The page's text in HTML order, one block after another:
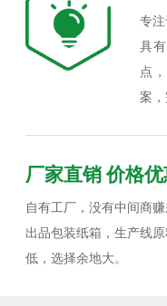
专
具
点
案，
厂家直销 价格
自有工厂，没有中间商
出品包装纸箱，生产线
低，选择余地大。